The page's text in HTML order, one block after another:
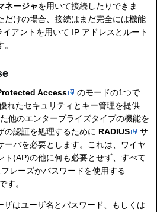
ネージャを用いて接続したりできま
だけの場合、接続はまだ完全には機能
イアントを用いて IP アドレスとルート
Access
のモードの1つで
れたセキュリティとキー管理を提供
他のエンタープライズタイプの機能を
の認証を処理するために RADIUS
サ
ーバを必要とします。これは、ワイヤ
ト(AP)の他に何も必要とせず、すべて
レーズかパスワードを使用する
す。
はユーザ名とパスワード、もしくは